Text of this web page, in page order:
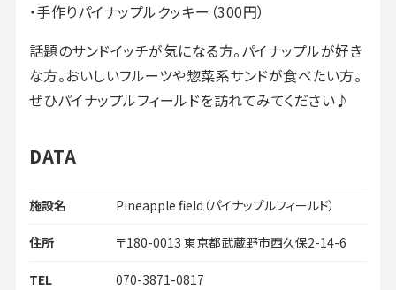
・手作りパイナップルクッキー（300円）
話題のサンドイッチが気になる方。パイナップルが好き
な方。おいしいフルーツや惣菜系サンドが食べたい方。
ぜひパイナップルフィールドを訪れてみてください♪
DATA
施設名 Pineapple field（パイナップルフィールド）
住所 〒180-0013 東京都武蔵野市西久保2-14-6
TEL 070-3871-0817